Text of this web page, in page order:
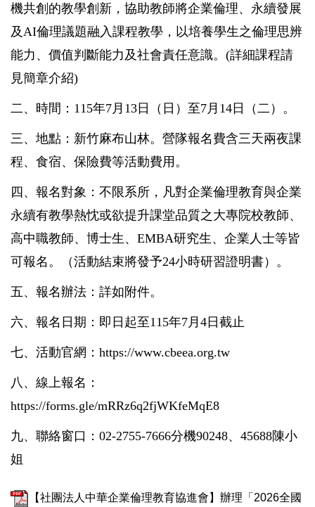
機共創的教學創新，協助教師將企業倫理、永續發展
及AI倫理議題融入課程教學，以培養學生之倫理思辨
能力、價值判斷能力及社會責任意識。(詳細課程請
見簡章介紹)
二、時間：115年7月13日（日）至7月14日（二）。
三、地點：新竹麻布山林。營隊報名費含三天兩夜課
程、食宿、保險費等活動費用。
四、報名對象：不限系所，凡對企業倫理教育與企業
永續有教學熱忱或欲提升課堂品質之大專院校教師、
高中職教師、博士生、EMBA研究生、企業人士等皆
可報名。（活動結束將發予24小時研習證明書）。
五、報名辦法：詳如附件。
六、報名日期：即日起至115年7月4日截止
七、活動官網： https://www.cbeea.org.tw
八、線上報名：
https://forms.gle/mRRz6q2fjWKfeMqE8
九、聯絡窗口：02-2755-7666分機90248、45688陳小
姐
【社團法人中華企業倫理教育協進會】辦理「2026全國